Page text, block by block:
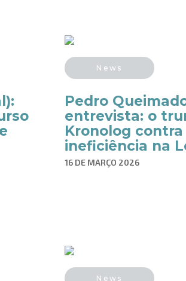
News
Pedro
entrevista: o
Kronolog contra
ineficiência na
16 DE MARÇO 2026
News